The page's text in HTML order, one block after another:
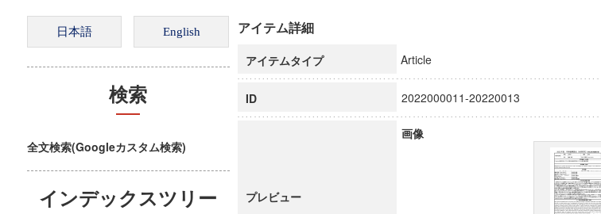
検索
全文検索(Googleカスタム検索)
インデックスツリー
アイテム詳細
アイテムタイプ Article
ID 2022000011-20220013
プレビュー
画像